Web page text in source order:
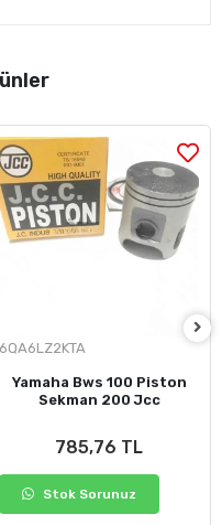
6QA6LZ2KTA
Yamaha Bws 100 Piston
Sekman 200 Jcc
785,76 TL
Stok Sorunuz